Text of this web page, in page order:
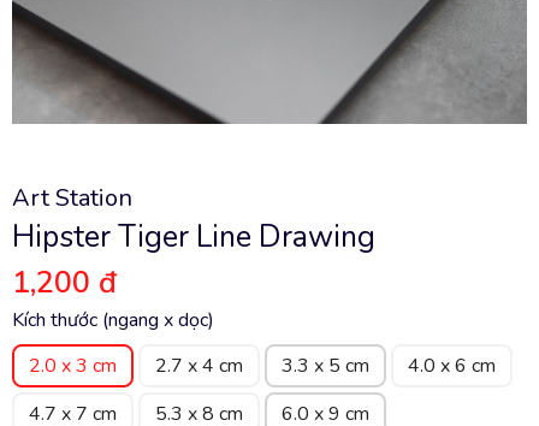
Art Station
Hipster Tiger Line Drawing
1,200 đ
Kích thước (ngang x dọc)
2.0 x 3 cm
2.7 x 4 cm 3.3 x 5 cm
4.0 x 6 cm
4.7 x 7 cm
5.3 x 8 cm 6.0 x 9 cm